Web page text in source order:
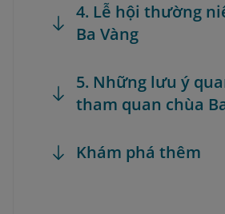
4. Lễ hội thường
Ba Vàng
5. Những lưu ý
tham quan chùa
Khám phá thêm